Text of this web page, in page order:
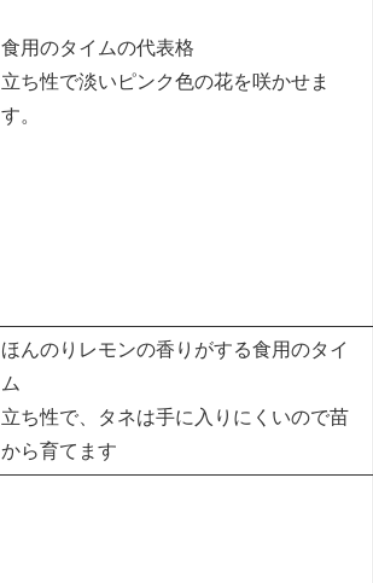
食用のタイムの代表格
立ち性で淡いピンク色の花を咲かせま
す。
ほんのりレモンの香りがする食用のタイ
ム
立ち性で、タネは手に入りにくいので苗
から育てます